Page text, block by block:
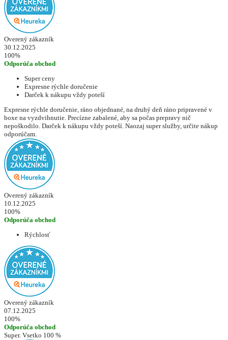
Overený zákazník
30.12.2025
100%
Odporúča obchod
Super ceny
Expresne rýchle doručenie
Darček k nákupu vždy poteší
Expresne rýchle doručenie, ráno objednané, na druhý deň ráno pripravené v
boxe na vyzdvihnutie. Precízne zabalené, aby sa počas prepravy nič
nepoškodilo. Darček k nákupu vždy poteší. Naozaj super služby, určite nákup
odporúčam.
Overený zákazník
10.12.2025
100%
Odporúča obchod
Rýchlosť
Overený zákazník
07.12.2025
100%
Odporúča obchod
Super. Vsetko 100 %